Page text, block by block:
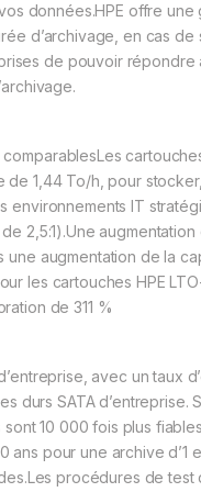
données.HPE offre une
d’archivage, en cas
de pouvoir répondre
de 1,44 To/h, pour
environnements IT
2,5:1).Une augmentation
augmentation de la
les cartouches HPE
de 311 %
avec un taux
durs SATA d’entreprise.
10 000 fois plus
ans pour une archive d’1
procédures de test